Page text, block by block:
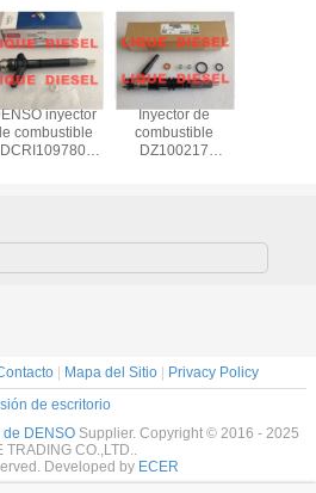
inyector
combustible
DCRI109780
23670-51031
23670-59035
Inyector de
combustible
DZ100217
095000 6490
RE524382
euro
| Mapa del Sitio|
Privacy Policy
de escritorio
DENSO Supplier. Copyright © 2016 - 2025
TRADING CO.,LTD..
Developed by ECER